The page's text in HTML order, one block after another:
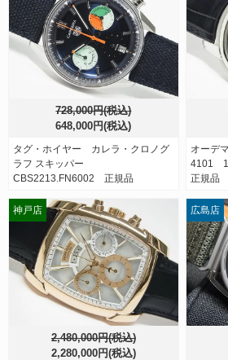
728,000円(税込)
648,000円(税込)
タグ・ホイヤー カレラ・クロノグ
ラフ スキッパー
CBS2213.FN6002 正規品
オーデ
4101
正規品
2,480,000円(税込)
2,280,000円(税込)
神戸店 広島店